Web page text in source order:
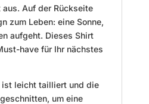
Auf der Rückseite
zum Leben: eine Sonne,
aufgeht. Dieses Shirt
have für Ihr nächstes
ist leicht tailliert und die
um eine